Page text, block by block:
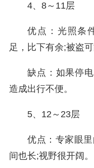
4、8～11层
优点：光照条
足，比下有余;被盗
缺点：如果停
造成出行不便。
5、12～23层
优点：专家眼
间也长;视野很开阔。